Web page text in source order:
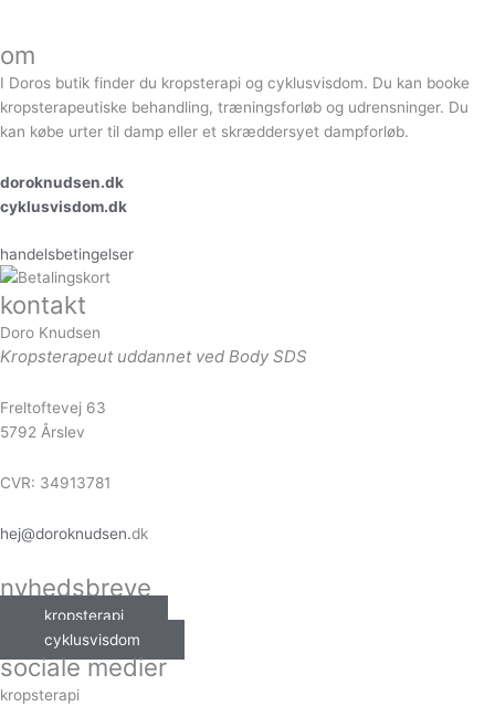
om
I Doros butik finder du kropsterapi og cyklusvisdom. Du kan booke
kropsterapeutiske behandling, træningsforløb og udrensninger. Du
kan købe urter til damp eller et skræddersyet dampforløb.
doroknudsen.dk
cyklusvisdom.dk
handelsbetingelser
kontakt
Doro Knudsen
Kropsterapeut uddannet ved Body SDS
Freltoftevej 63
5792 Årslev
CVR: 34913781
hej@doroknudsen.dk
nyhedsbreve
kropsterapi
cyklusvisdom
sociale medier
kropsterapi